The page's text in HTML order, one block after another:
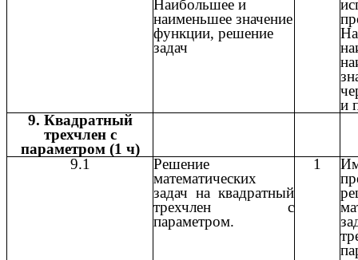
Наибольшее и
наименьшее значение
функции, решение
задач
и
9. Квадратный
трехчлен с
параметром (1 ч)
9.1
Решение
математических
задач на квадратный
трехчлен с
параметром.
1